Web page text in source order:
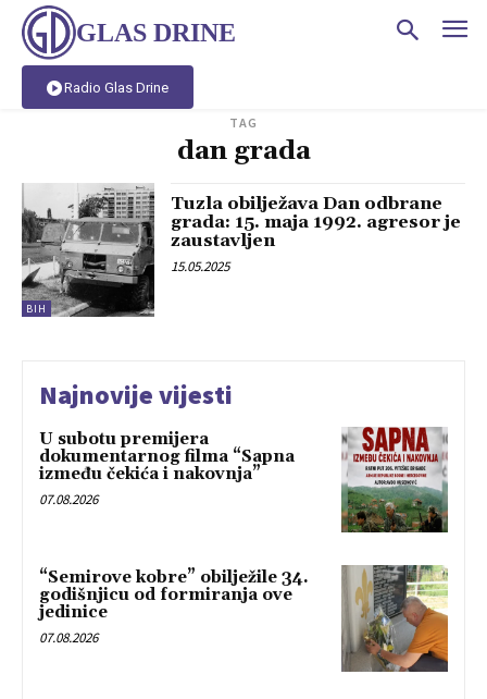
GLAS DRINE
Radio Glas Drine
TAG
dan grada
BIH
Tuzla obilježava Dan odbrane
grada: 15. maja 1992. agresor je
zaustavljen
15.05.2025
Najnovije vijesti
U subotu premijera
dokumentarnog filma “Sapna
između čekića i nakovnja”
07.08.2026
“Semirove kobre” obilježile 34.
godišnjicu od formiranja ove
jedinice
07.08.2026